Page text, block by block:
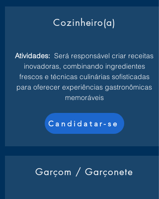
Cozinheiro(a)
Atividades: Será responsável criar receitas
inovadoras, combinando ingredientes
frescos e técnicas culinárias sofisticadas
para oferecer experiências gastronômicas
memoráveis
Candidatar-se
Garçom / Garçonete